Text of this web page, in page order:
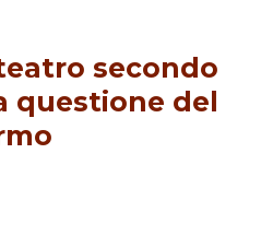
secondo
questione del